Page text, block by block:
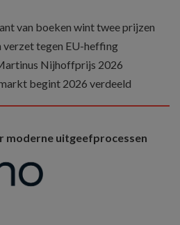
van boeken wint twee prijzen
tegen EU-heffing
Nijhoffprijs 2026
begint 2026 verdeeld
moderne uitgeefprocessen